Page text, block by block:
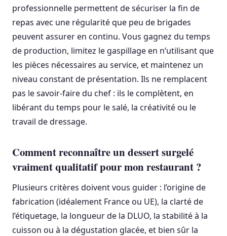
professionnelle permettent de sécuriser la fin de
repas avec une régularité que peu de brigades
peuvent assurer en continu. Vous gagnez du temps
de production, limitez le gaspillage en n’utilisant que
les pièces nécessaires au service, et maintenez un
niveau constant de présentation. Ils ne remplacent
pas le savoir-faire du chef : ils le complètent, en
libérant du temps pour le salé, la créativité ou le
travail de dressage.
Comment reconnaître un dessert surgelé
vraiment qualitatif pour mon restaurant ?
Plusieurs critères doivent vous guider : l’origine de
fabrication (idéalement France ou UE), la clarté de
l’étiquetage, la longueur de la DLUO, la stabilité à la
cuisson ou à la dégustation glacée, et bien sûr la